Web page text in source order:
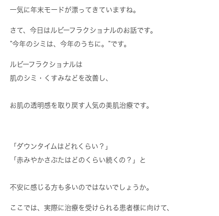
一気に年末モードが漂ってきていますね。
さて、今日はルビーフラクショナルのお話です。
”今年のシミは、今年のうちに。”です。
ルビーフラクショナルは
肌のシミ・くすみなどを改善し、
お肌の透明感を取り戻す人気の美肌治療です。
「ダウンタイムはどれくらい？」
「赤みやかさぶたはどのくらい続くの？」と
不安に感じる方も多いのではないでしょうか。
ここでは、実際に治療を受けられる患者様に向けて、